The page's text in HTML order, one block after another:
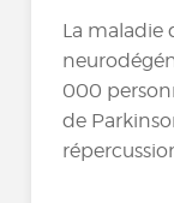
La maladie
000
de